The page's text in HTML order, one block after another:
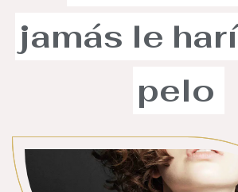
jamás le
pelo